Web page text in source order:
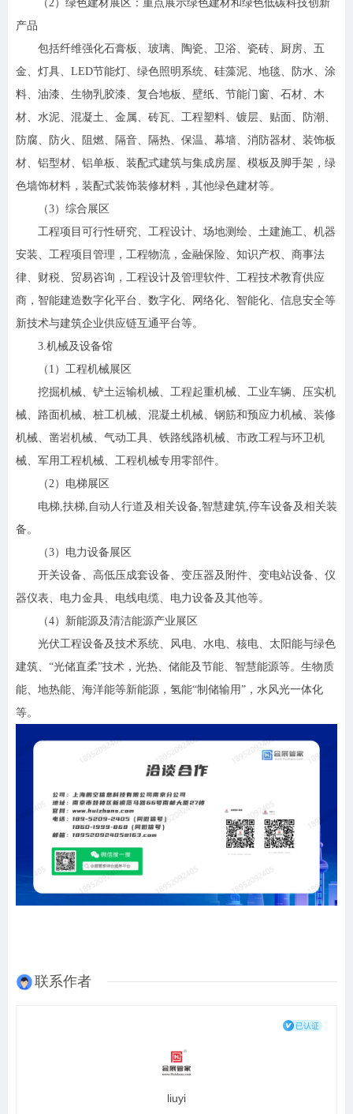
（2）绿色建材展区：重点展示绿色建材和绿色低碳科技创新
产品
包括纤维强化石膏板、玻璃、陶瓷、卫浴、瓷砖、厨房、五
金、灯具、LED节能灯、绿色照明系统、硅藻泥、地毯、防水、涂
料、油漆、生物乳胶漆、复合地板、壁纸、节能门窗、石材、木
材、水泥、混凝土、金属、砖瓦、工程塑料、镀层、贴面、防潮、
防腐、防火、阻燃、隔音、隔热、保温、幕墙、消防器材、装饰板
材、铝型材、铝单板、装配式建筑与集成房屋、模板及脚手架，绿
色墙饰材料，装配式装饰装修材料，其他绿色建材等。
（3）综合展区
工程项目可行性研究、工程设计、场地测绘、土建施工、机器
安装、工程项目管理，工程物流，金融保险、知识产权、商事法
律、财税、贸易咨询，工程设计及管理软件、工程技术教育供应
商，智能建造数字化平台、数字化、网络化、智能化、信息安全等
新技术与建筑企业供应链互通平台等。
3.机械及设备馆
（1）工程机械展区
挖掘机械、铲土运输机械、工程起重机械、工业车辆、压实机
械、路面机械、桩工机械、混凝土机械、钢筋和预应力机械、装修
机械、凿岩机械、气动工具、铁路线路机械、市政工程与环卫机
械、军用工程机械、工程机械专用零部件。
（2）电梯展区
电梯,扶梯,自动人行道及相关设备,智慧建筑,停车设备及相关装
备。
（3）电力设备展区
开关设备、高低压成套设备、变压器及附件、变电站设备、仪
器仪表、电力金具、电线电缆、电力设备及其他等。
（4）新能源及清洁能源产业展区
光伏工程设备及技术系统、风电、水电、核电、太阳能与绿色
建筑、“光储直柔”技术，光热、储能及节能、智慧能源等。生物质
能、地热能、海洋能等新能源，氢能“制储输用”，水风光一体化
等。
联系作者
liuyi